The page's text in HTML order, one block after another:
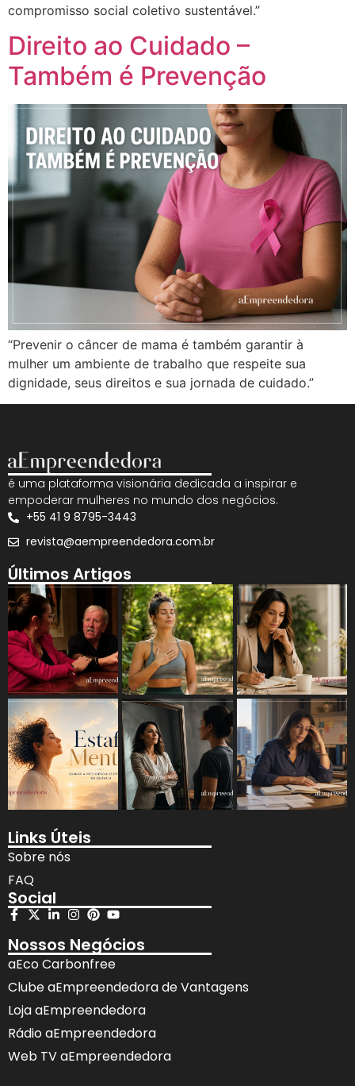
compromisso social coletivo sustentável.”
Direito ao Cuidado –
Também é Prevenção
“Prevenir o câncer de mama é também garantir à
mulher um ambiente de trabalho que respeite sua
dignidade, seus direitos e sua jornada de cuidado.”
é uma plataforma visionária dedicada a inspirar e
empoderar mulheres no mundo dos negócios.
+55 41 9 8795-3443
revista@aempreendedora.com.br
Últimos Artigos
Links Úteis
Sobre nós
FAQ
Social
Nossos Negócios
aEco Carbonfree
Clube aEmpreendedora de Vantagens
Loja aEmpreendedora
Rádio aEmpreendedora
Web TV aEmpreendedora